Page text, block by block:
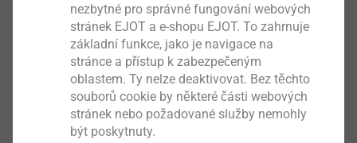
Produktový list.pdf 538 KB
Němčina
Pozor: Doobjednejte odpovídající množství talířů
nezbytné pro správné fungování webových
stránek EJOT a e-shopu EJOT. To zahrnuje
základní funkce, jako je navigace na
stránce a přístup k zabezpečeným
oblastem. Ty nelze deaktivovat. Bez těchto
souborů cookie by některé části webových
stránek nebo požadované služby nemohly
být poskytnuty.